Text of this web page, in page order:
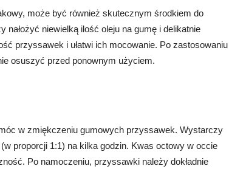
może być również skutecznym środkiem do
niewielką ilość oleju na gumę i delikatnie
przyssawek i ułatwi ich mocowanie. Po zastosowaniu
osuszyć przed ponownym użyciem.
w zmiękczeniu gumowych przyssawek. Wystarczy
proporcji 1:1) na kilka godzin. Kwas octowy w occie
Po namoczeniu, przyssawki należy dokładnie